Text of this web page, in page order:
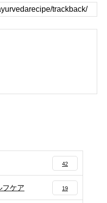
42
フケア 19